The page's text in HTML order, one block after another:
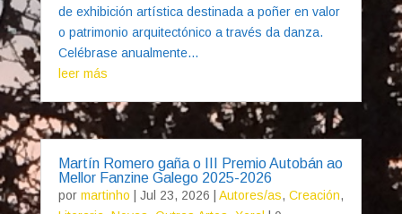
de exhibición artística destinada a poñer en valor
o patrimonio arquitectónico a través da danza.
Celébrase anualmente...
leer más
Martín Romero gaña o III Premio Autobán ao
Mellor Fanzine Galego 2025-2026
por martinho Jul 23, 2026 Autores/as, Creación,